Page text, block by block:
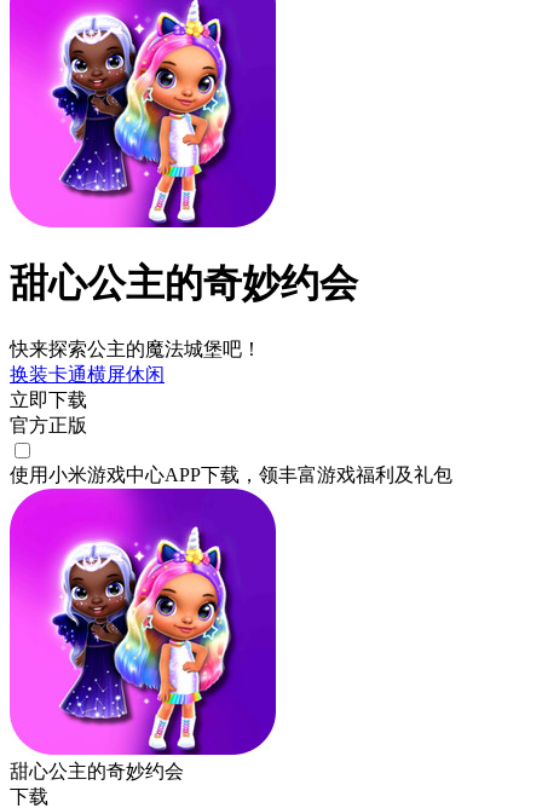
甜心公主的奇妙约会
快来探索公主的魔法城堡吧！
换装卡通横屏休闲
立即下载
官方正版
使用小米游戏中心APP下载 ，领丰富游戏福利 及礼包
甜心公主的奇妙约会
下载